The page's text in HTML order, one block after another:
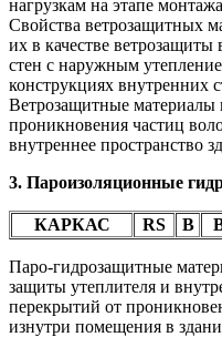
нагрузкам на этапе
Свойства ветрозащитных
их в качестве ветрозащиты
стен с наружным
конструкциях внутренних
Ветрозащитные материалы
проникновения частиц
внутреннее пространство
3. Пароизоляционные
КАРКАС RS B
Паро-гидрозащитные
защиты утеплителя и
перекрытий от
изнутри помещения в